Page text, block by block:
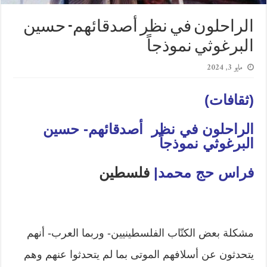
الراحلون في نظر أصدقائهم- حسين
البرغوثي نموذجاً
مايو 3, 2024
(ثقافات)
الراحلون في نظر أصدقائهم- حسين
البرغوثي نموذجاً
فراس حج محمد| فلسطين
مشكلة بعض الكتّاب الفلسطينيين- وربما العرب- أنهم
يتحدثون عن أسلافهم الموتى بما لم يتحدثوا عنهم وهم